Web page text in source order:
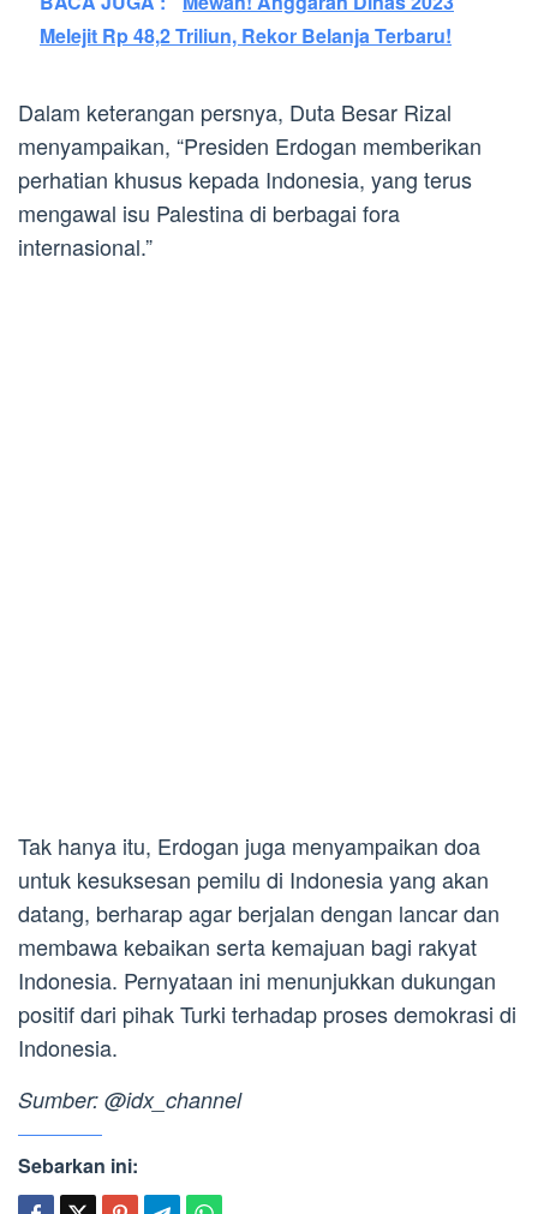
Melejit Rp 48,2 Triliun, Rekor Belanja Terbaru!
Dalam keterangan persnya, Duta Besar Rizal
menyampaikan, “Presiden Erdogan memberikan
perhatian khusus kepada Indonesia, yang terus
mengawal isu Palestina di berbagai fora
internasional.”
Tak hanya itu, Erdogan juga menyampaikan doa
untuk kesuksesan pemilu di Indonesia yang akan
datang, berharap agar berjalan dengan lancar dan
membawa kebaikan serta kemajuan bagi rakyat
Indonesia. Pernyataan ini menunjukkan dukungan
positif dari pihak Turki terhadap proses demokrasi di
Indonesia.
Sumber: @idx_channel
Sebarkan ini: